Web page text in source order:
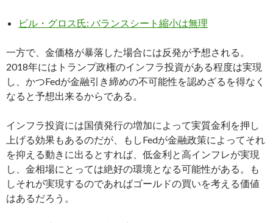
ビル・グロス氏: バランスシート縮小は無理
一方で、金価格が暴落した場合には反発が予想される。
2018年にはトランプ政権のインフラ投資がある程度は実現
し、かつFedが金融引き締めの不可能性を認めざるを得なく
なると予想出来るからである。
インフラ投資には国債発行の増加によって実質金利を押し
上げる効果もあるのだが、もしFedが金融政策によってそれ
を抑える動きに出るとすれば、低金利と高インフレが実現
し、金相場にとっては絶好の環境となる可能性がある。も
しそれが実現するのであればゴールドの買いを考える価値
はあるだろう。